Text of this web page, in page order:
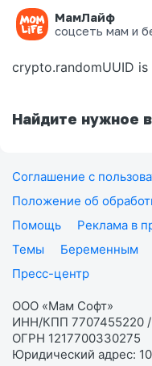
МамЛайф
соцсеть мам и
Ошибка на
crypto.randomUUID
Найдите нужное
Соглашение с
Положение об
Помощь
Реклама в
Темы
Беременным
Пресс-центр
ООО «Мам Софт»
ИНН/КПП 7707455220 /
ОГРН 1217700330275
Юридический адрес: